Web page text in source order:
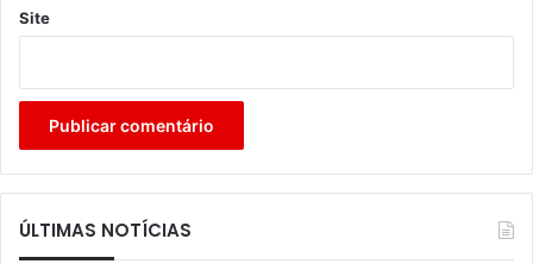
Site
ÚLTIMAS NOTÍCIAS